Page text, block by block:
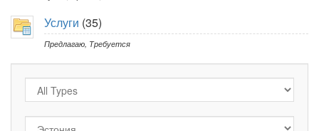
Услуги (35)
Предлагаю, Требуется